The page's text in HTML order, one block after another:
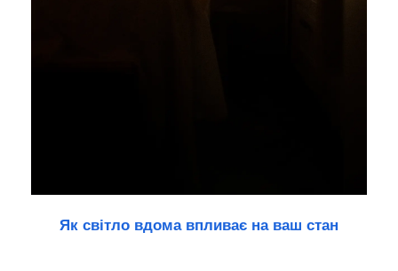
Як світло вдома впливає на ваш стан